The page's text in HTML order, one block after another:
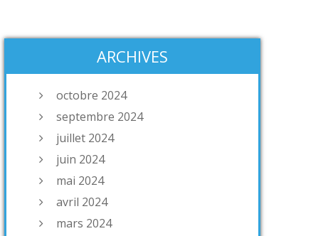
ARCHIVES
octobre 2024
septembre 2024
juillet 2024
juin 2024
mai 2024
avril 2024
mars 2024